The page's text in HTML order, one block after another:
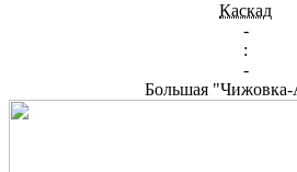
Каскад
-
:
-
Большая